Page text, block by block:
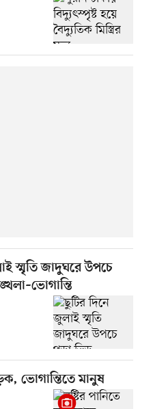
স্মৃতি জাদুঘরে উপচে
ভোগান্তিতে মানুষ